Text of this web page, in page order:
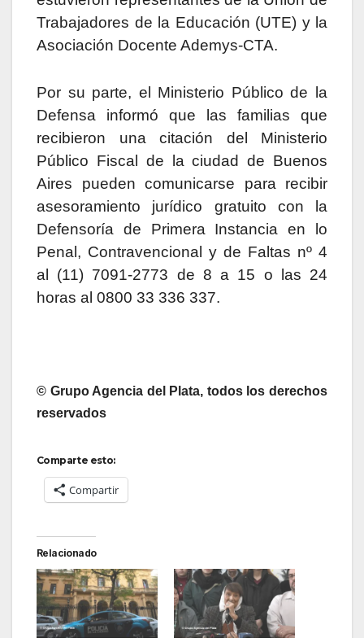
Trabajadores de la Educación (UTE) y la
Asociación Docente Ademys-CTA.
Por su parte, el Ministerio Público de la
Defensa informó que las familias que
recibieron una citación del Ministerio
Público Fiscal de la ciudad de Buenos
Aires pueden comunicarse para recibir
asesoramiento jurídico gratuito con la
Defensoría de Primera Instancia en lo
Penal, Contravencional y de Faltas nº 4
al (11) 7091-2773 de 8 a 15 o las 24
horas al 0800 33 336 337.
© Grupo Agencia del Plata, todos los derechos
reservados
Comparte esto:
Compartir
Relacionado